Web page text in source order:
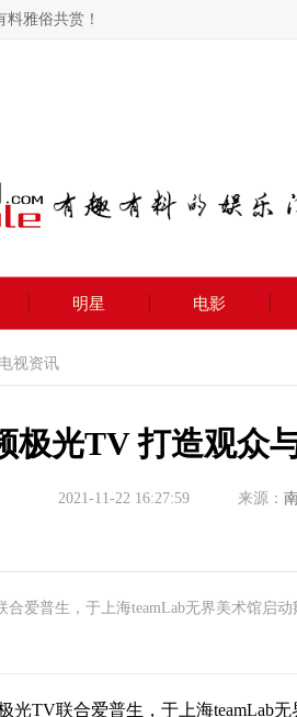
雅俗共赏！
明星 电影
电视资讯
极光TV 打造观众
2021-11-22 16:27:59 来源：
合爱普生，于上海teamLab无界美术馆启
TV联合爱普生，于上海teamLab无